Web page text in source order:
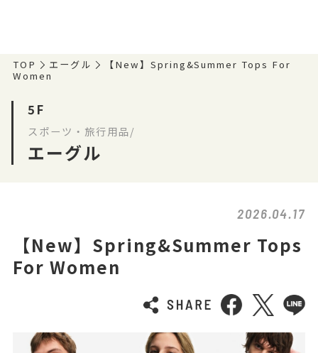
TOP エーグル
【New】Spring&Summer Tops For
Women
5F
スポーツ・旅行用品/
エーグル
2026.04.17
【New】Spring&Summer Tops
For Women